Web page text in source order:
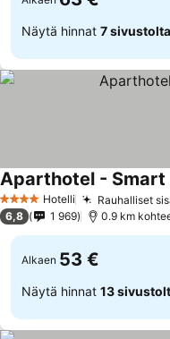
Näytä hinnat 7 sivustolta
4 Tähtiluokitus
Hotelli Rauhalliset
Aparthotel -
6,8 1 969 0.9 km
Alkaen 53 €
Näytä hinnat 13